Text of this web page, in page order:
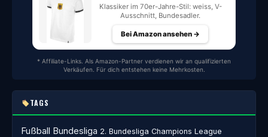
Klassiker im 70er-Jahre-Stil: weiss, V-
Ausschnitt, Bundesadler.
Bei Amazon ansehen →
* Affiliate-Links. Als Amazon-Partner verdienen wir an qualifizierten
Verkäufen. Für dich entstehen keine Mehrkosten.
TAGS
Fußball Bundesliga 2. Bundesliga Champions League